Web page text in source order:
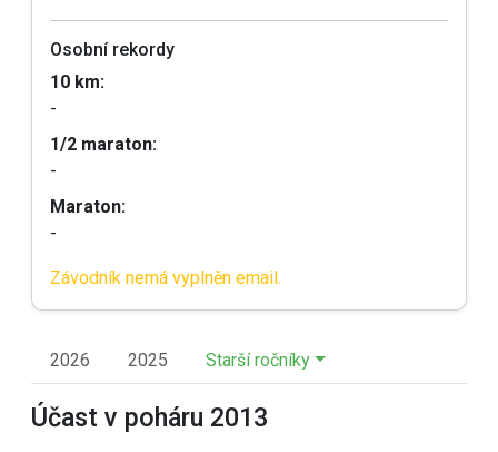
Osobní rekordy
10 km:
-
1/2 maraton:
-
Maraton:
-
Závodník nemá vyplněn email.
2026 2025 Starší ročníky
Účast v poháru 2013